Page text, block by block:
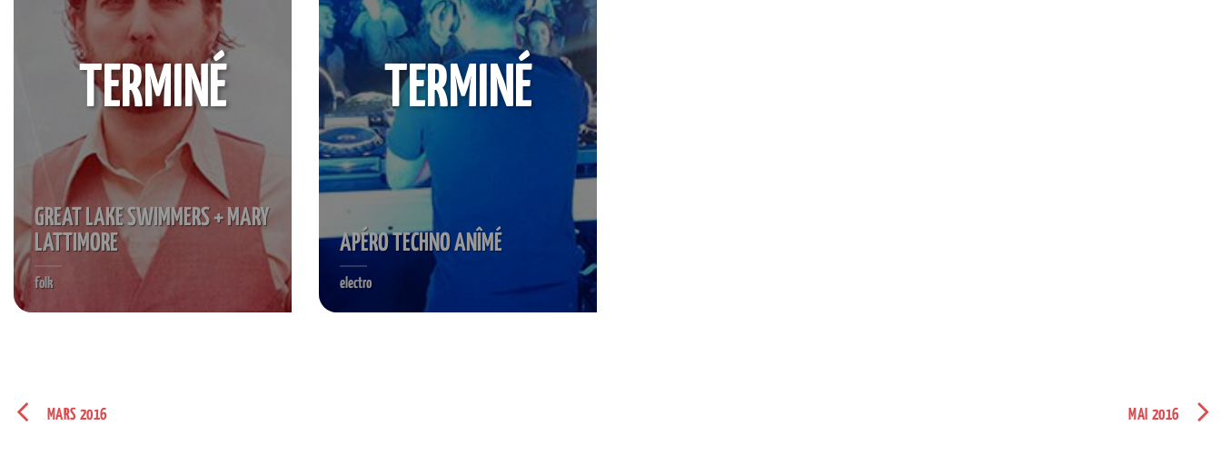
GREAT LAKE SWIMMERS + MARY
LATTIMORE
folk
TERMINÉ
APÉRO TECHNO ANÎMÉ
electro
TERMINÉ
MARS 2016 MAI 2016